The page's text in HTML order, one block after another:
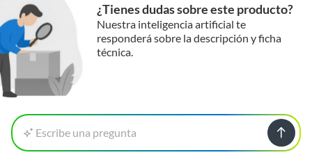
¿Tienes dudas sobre este producto?
Nuestra inteligencia artificial te
responderá sobre la descripción y ficha
técnica.
Escribe una pregunta